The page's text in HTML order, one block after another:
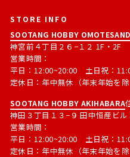
STORE INFO
SOOTANG HOBBY
神宮前４丁目２６−１２ 1F・2F
営業時間：
平日：12:00~20:00 土日祝：
定休日：年中無休（年末年始を除
SOOTANG HOBBY AKIHABARA
神田３丁目１３−９ 田中恒産ビル
営業時間：
平日：12:00~20:00 土日祝：
定休日：年中無休（年末年始を除